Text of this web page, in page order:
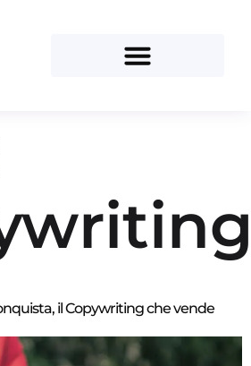
il Copywriting che vende